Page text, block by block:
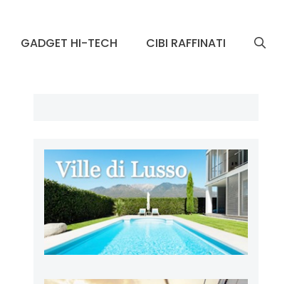
GADGET HI-TECH CIBI RAFFINATI